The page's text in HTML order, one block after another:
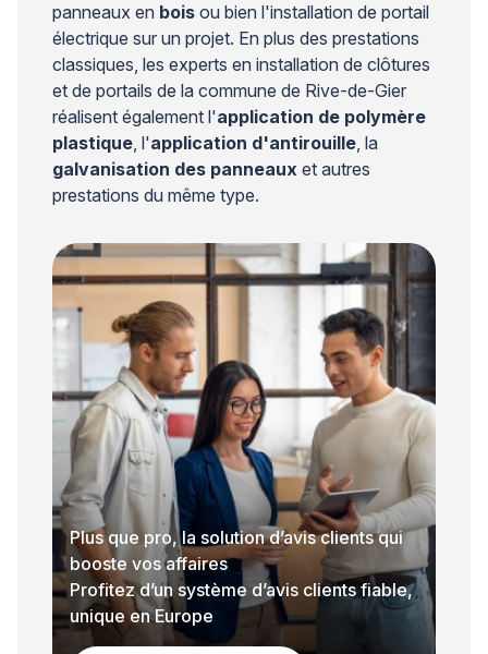
panneaux en bois ou bien l'installation de portail
électrique sur un projet. En plus des prestations
classiques, les experts en installation de clôtures
et de portails de la commune de Rive-de-Gier
réalisent également l'application de polymère
plastique, l'application d'antirouille, la
galvanisation des panneaux et autres
prestations du même type.
Plus que pro, la solution d’avis clients qui
booste vos affaires
Profitez d’un système d’avis clients fiable,
unique en Europe